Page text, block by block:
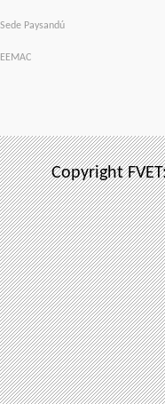
Sede Paysandú
EEMAC
Copyright